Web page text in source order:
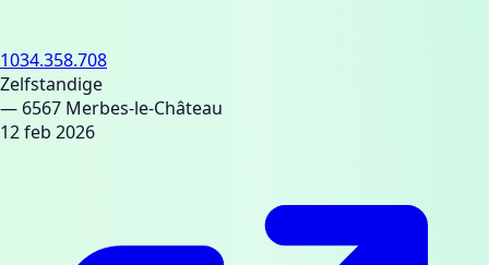
1034.358.708
Zelfstandige
— 6567 Merbes-le-Château
12 feb 2026